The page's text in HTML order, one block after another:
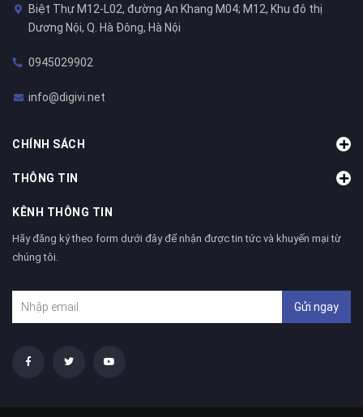
Biệt Thự M12-L02, đường An Khang M04; M12, Khu đô thị
Dương Nội, Q. Hà Đông, Hà Nội
0945029902
info@digivi.net
CHÍNH SÁCH
THÔNG TIN
KÊNH THÔNG TIN
Hãy đăng ký theo form dưới đây để nhận được tin tức và khuyến mại từ
chúng tôi.
Gửi ngay